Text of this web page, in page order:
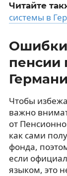
Читайте
системы в
пенсии
Чтобы
важно
от
как сами
фонда,
если
языком, это